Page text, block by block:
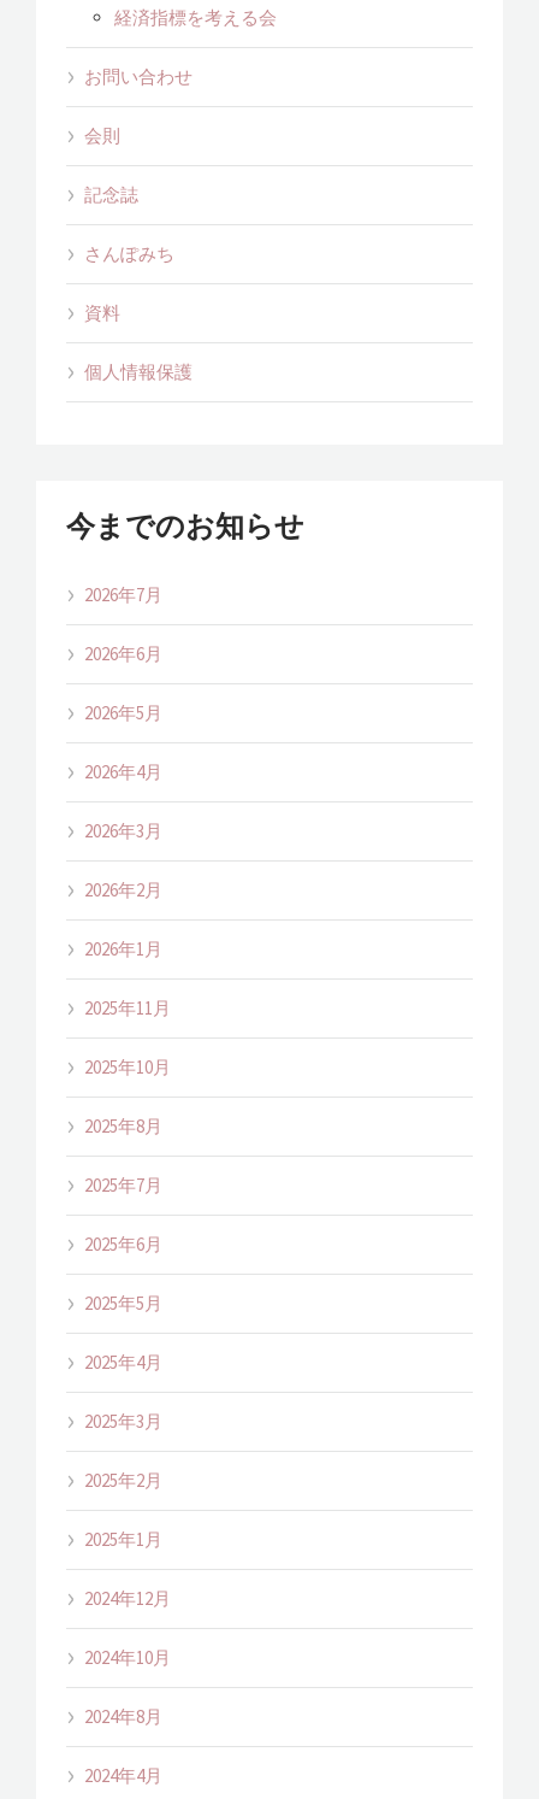
経済指標を考える会
お問い合わせ
会則
記念誌
さんぽみち
資料
個人情報保護
今までのお知らせ
2026年7月
2026年6月
2026年5月
2026年4月
2026年3月
2026年2月
2026年1月
2025年11月
2025年10月
2025年8月
2025年7月
2025年6月
2025年5月
2025年4月
2025年3月
2025年2月
2025年1月
2024年12月
2024年10月
2024年8月
2024年4月